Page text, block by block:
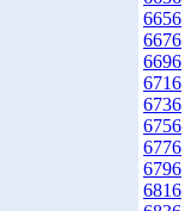
6656
6676
6696
6716
6736
6756
6776
6796
6816